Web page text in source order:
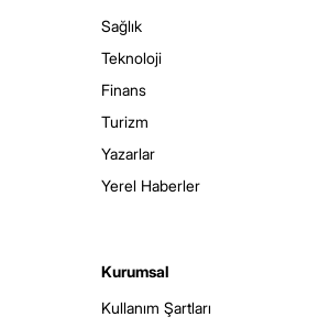
Sağlık
Teknoloji
Finans
Turizm
Yazarlar
Yerel Haberler
Kurumsal
Kullanım Şartları